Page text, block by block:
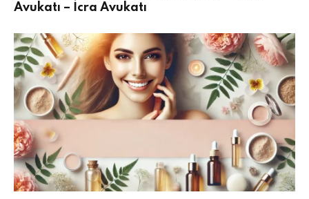
Avukatı – İcra Avukatı